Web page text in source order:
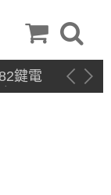
鍵電
頁驅